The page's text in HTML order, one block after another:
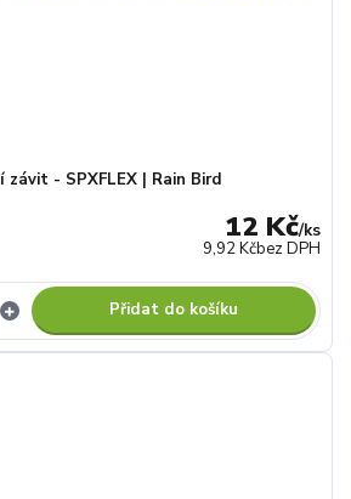
závit - SPXFLEX | Rain Bird
12 Kč/ks
9,92 Kčbez DPH
Přidat do košíku